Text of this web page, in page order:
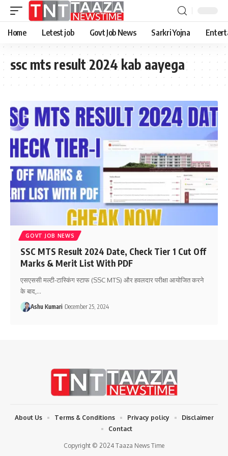
Home Letest job Govt Job News Sarkri Yojna
ssc mts result 2024 kab aayega
GOVT JOB NEWS
SSC MTS Result 2024 Date, Check Tier 1 Cut Off
Marks & Merit List With PDF
एसएससी मल्टी-टास्किंग स्टाफ (SSC MTS) और हवलदार परीक्षा आयोजित करने
के बाद, …
Ashu Kumari December 25, 2024
Copyright © 2024 Taaza News Time
About Us Terms & Conditions Privacy policy
Disclaimer
Contact